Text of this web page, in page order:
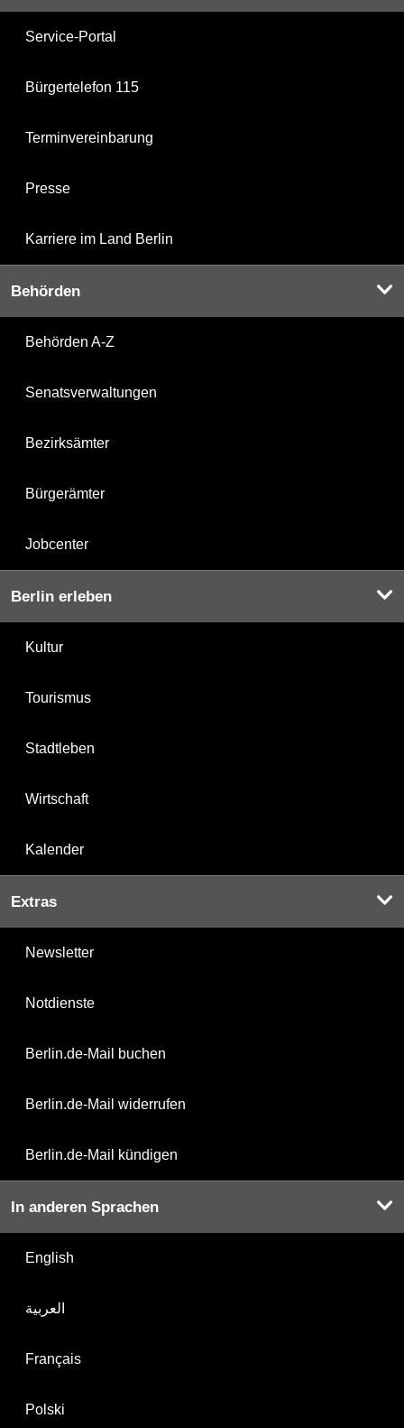
Service-Portal
Bürgertelefon 115
Terminvereinbarung
Presse
Karriere im Land Berlin
Behörden
Behörden A-Z
Senatsverwaltungen
Bezirksämter
Bürgerämter
Jobcenter
Berlin erleben
Kultur
Tourismus
Stadtleben
Wirtschaft
Kalender
Extras
Newsletter
Notdienste
Berlin.de-Mail buchen
Berlin.de-Mail widerrufen
Berlin.de-Mail kündigen
In anderen Sprachen
English
العربية
Français
Polski